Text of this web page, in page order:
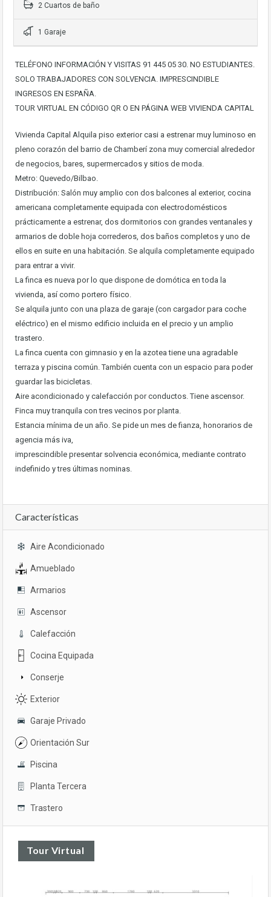
2 Cuartos de baño
1 Garaje
TELÉFONO INFORMACIÓN Y VISITAS 91 445 05 30. NO ESTUDIANTES.
SOLO TRABAJADORES CON SOLVENCIA. IMPRESCINDIBLE
INGRESOS EN ESPAÑA.
TOUR VIRTUAL EN CÓDIGO QR O EN PÁGINA WEB VIVIENDA CAPITAL
Vivienda Capital Alquila piso exterior casi a estrenar muy luminoso en
pleno corazón del barrio de Chamberí zona muy comercial alrededor
de negocios, bares, supermercados y sitios de moda.
Metro: Quevedo/Bilbao.
Distribución: Salón muy amplio con dos balcones al exterior, cocina
americana completamente equipada con electrodomésticos
prácticamente a estrenar, dos dormitorios con grandes ventanales y
armarios de doble hoja correderos, dos baños completos y uno de
ellos en suite en una habitación. Se alquila completamente equipado
para entrar a vivir.
La finca es nueva por lo que dispone de domótica en toda la
vivienda, así como portero físico.
Se alquila junto con una plaza de garaje (con cargador para coche
eléctrico) en el mismo edificio incluida en el precio y un amplio
trastero.
La finca cuenta con gimnasio y en la azotea tiene una agradable
terraza y piscina común. También cuenta con un espacio para poder
guardar las bicicletas.
Aire acondicionado y calefacción por conductos. Tiene ascensor.
Finca muy tranquila con tres vecinos por planta.
Estancia mínima de un año. Se pide un mes de fianza, honorarios de
agencia más iva,
imprescindible presentar solvencia económica, mediante contrato
indefinido y tres últimas nominas.
Características
Aire Acondicionado
Amueblado
Armarios
Ascensor
Calefacción
Cocina Equipada
Conserje
Exterior
Garaje Privado
Orientación Sur
Piscina
Planta Tercera
Trastero
Tour Virtual